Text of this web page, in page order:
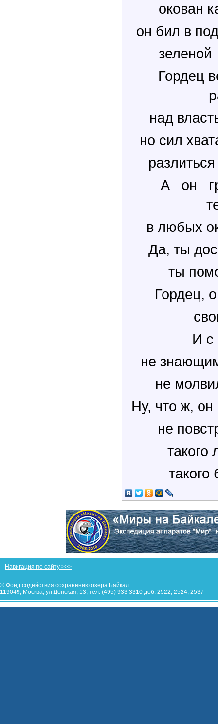
окован
он бил в
Гордец
над
но сил
А он
в любых
Да, ты
ты
Гордец,
И с
не
не
Ну, что ж,
не
такого
Навигация по сайту >>>
© Фонд содействия сохранению озера Байкал
119049, Москва, ул.Донская, 13, тел. (495) 933 3310 доб. 2522, 2524, 2537